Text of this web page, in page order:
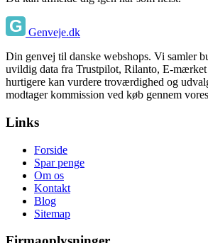
Genveje.dk
Din genvej til danske webshops. Vi samler
uvildig data fra Trustpilot, Rilanto, E-mærket
hurtigere kan vurdere troværdighed og
modtager kommission ved køb gennem
Links
Forside
Spar penge
Om os
Kontakt
Blog
Sitemap